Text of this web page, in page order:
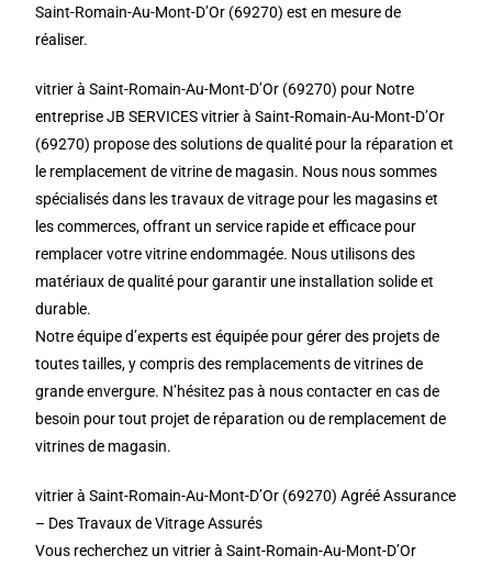
Saint-Romain-Au-Mont-D’Or (69270) est en mesure de
réaliser.
vitrier à Saint-Romain-Au-Mont-D’Or (69270) pour Notre
entreprise JB SERVICES vitrier à Saint-Romain-Au-Mont-D’Or
(69270) propose des solutions de qualité pour la réparation et
le remplacement de vitrine de magasin. Nous nous sommes
spécialisés dans les travaux de vitrage pour les magasins et
les commerces, offrant un service rapide et efficace pour
remplacer votre vitrine endommagée. Nous utilisons des
matériaux de qualité pour garantir une installation solide et
durable.
Notre équipe d’experts est équipée pour gérer des projets de
toutes tailles, y compris des remplacements de vitrines de
grande envergure. N’hésitez pas à nous contacter en cas de
besoin pour tout projet de réparation ou de remplacement de
vitrines de magasin.
vitrier à Saint-Romain-Au-Mont-D’Or (69270) Agréé Assurance
– Des Travaux de Vitrage Assurés
Vous recherchez un vitrier à Saint-Romain-Au-Mont-D’Or